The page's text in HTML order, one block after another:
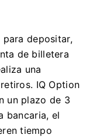
depositar,
de billetera
una
IQ Option
un plazo de 3
bancaria, el
tiempo